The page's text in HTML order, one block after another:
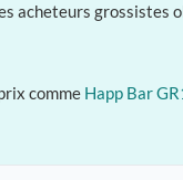
acheteurs grossistes
comme Happ Bar